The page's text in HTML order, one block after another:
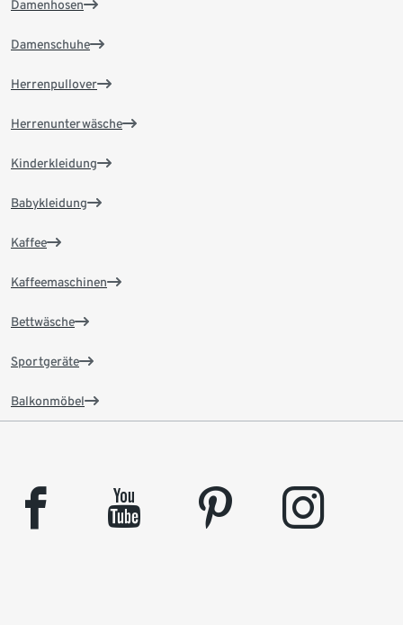
Damenhosen
Damenschuhe
Herrenpullover
Herrenunterwäsche
Kinderkleidung
Babykleidung
Kaffee
Kaffeemaschinen
Bettwäsche
Sportgeräte
Balkonmöbel
facebook youtube pinterest instagram